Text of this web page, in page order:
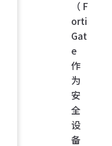
（F
orti
Gat
e
作
为
安
全
设
备